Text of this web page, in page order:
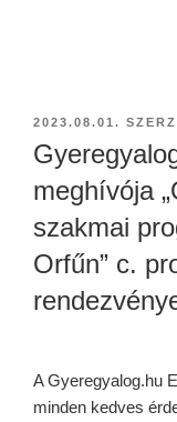
2023.08.01.
meghívója
szakmai
Orfűn” c.
A Gyeregyalog.hu
minden kedves